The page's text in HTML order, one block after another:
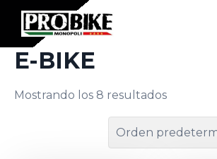
E-BIKE
Mostrando los 8 resultados